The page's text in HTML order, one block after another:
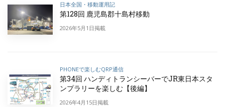
日本全国・移動運用記
第128回 鹿児島郡十島村移動
2026年5月1日掲載
PHONEで楽しむQRP通信
第34回 ハンディトランシーバーでJR東日本スタ
ンプラリーを楽しむ【後編】
2026年4月15日掲載